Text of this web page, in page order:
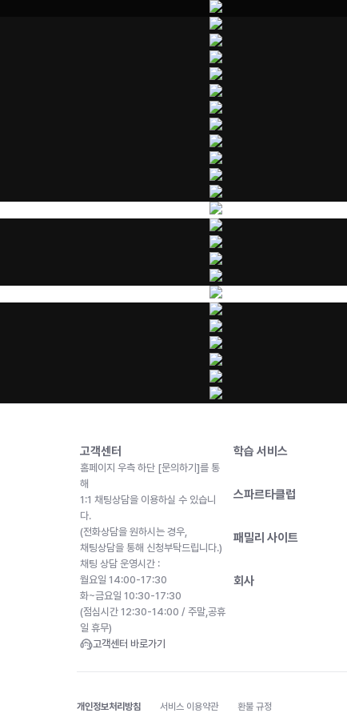
고객센터
홈페이지 우측 하단 [문의하기]를 통
해
1:1 채팅상담을 이용하실 수 있습니
다.
(전화상담을 원하시는 경우,
채팅상담을 통해 신청부탁드립니다.)
채팅 상담 운영시간 :
월요일 14:00-17:30
화~금요일 10:30-17:30
(점심시간 12:30-14:00 / 주말,공휴
일 휴무)
고객센터 바로가기
학습 서비스
스파르타클럽
패밀리 사이트
회사
개인정보처리방침 서비스 이용약관 환불 규정